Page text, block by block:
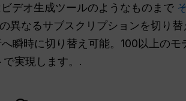
デオ生成ツールのようなものまで
異なるサブスクリプションを切り
瞬時に切り替え可能。100以上のモ
実現します。.